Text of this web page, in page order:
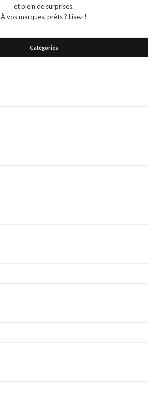
et plein de surprises.
À vos marques, prêts ? Lisez !
Catégories